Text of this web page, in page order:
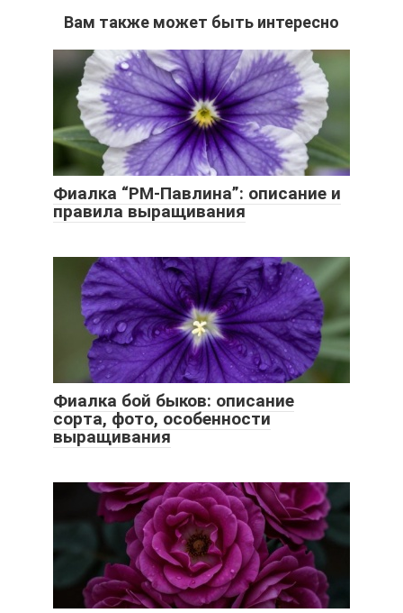
Вам также может быть интересно
Фиалка “РМ-Павлина”: описание и
правила выращивания
Фиалка бой быков: описание
сорта, фото, особенности
выращивания